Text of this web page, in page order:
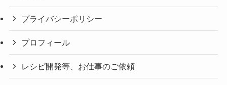
プライバシーポリシー
プロフィール
レシピ開発等、お仕事のご依頼